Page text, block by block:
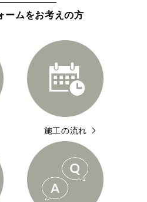
ームをお考えの方
施工の流れ